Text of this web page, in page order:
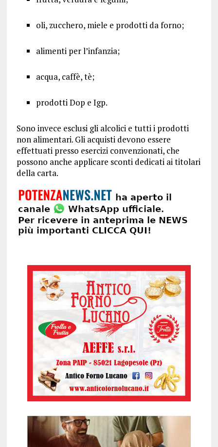
oli, zucchero, miele e prodotti da forno;
alimenti per l’infanzia;
acqua, caffè, tè;
prodotti Dop e Igp.
Sono invece esclusi gli alcolici e tutti i prodotti
non alimentari. Gli acquisti devono essere
effettuati presso esercizi convenzionati, che
possono anche applicare sconti dedicati ai titolari
della carta.